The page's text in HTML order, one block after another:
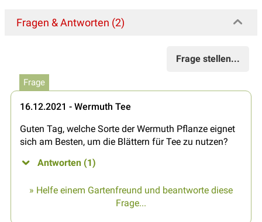
Fragen & Antworten (2)
Frage stellen...
Frage
16.12.2021 - Wermuth Tee
Guten Tag, welche Sorte der Wermuth Pflanze eignet
sich am Besten, um die Blättern für Tee zu nutzen?
Antworten (1)
» Helfe einem Gartenfreund und beantworte diese
Frage...